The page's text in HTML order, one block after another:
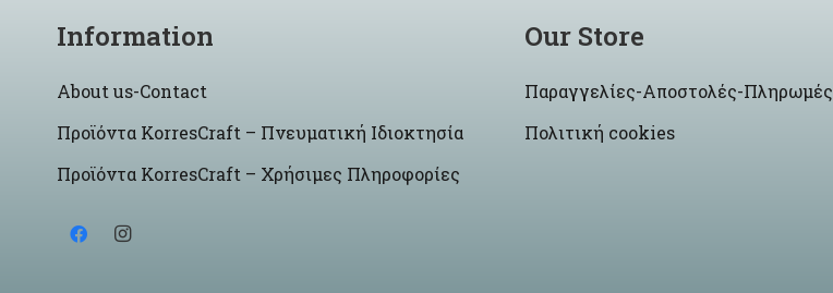
Information
About us-Contact
Προϊόντα KorresCraft – Πνευματική Ιδιοκτησία
Προϊόντα KorresCraft – Χρήσιμες Πληροφορίες
Our Store
Παραγγελίες-Αποστολές-Πληρωμές
Πολιτική cookies